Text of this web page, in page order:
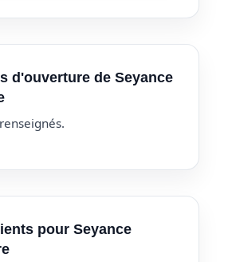
d'ouverture de Seyance
pour Seyance